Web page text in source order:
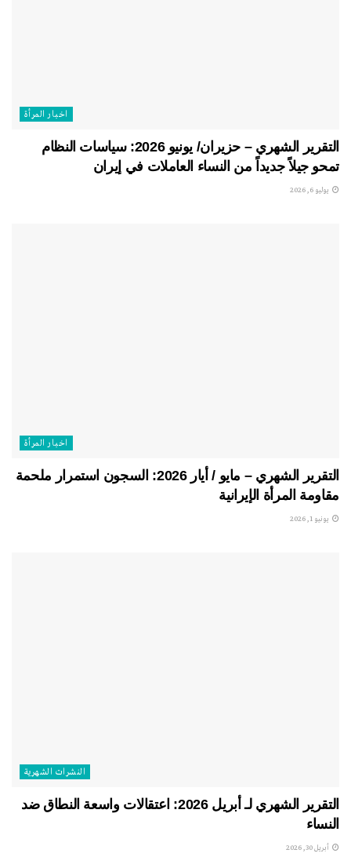
اخبار المرأة
التقرير الشهري – حزيران/ يونيو 2026: سياسات النظام
تمحو جيلاً جديداً من النساء العاملات في إيران
يوليو 6, 2026
اخبار المرأة
التقرير الشهري – مايو / أيار 2026: السجون استمرار ملحمة
مقاومة المرأة الإيرانية
يونيو 1, 2026
النشرات الشهریة
التقرير الشهري لـ أبريل 2026: اعتقالات واسعة النطاق ضد
النساء
أبريل 30, 2026